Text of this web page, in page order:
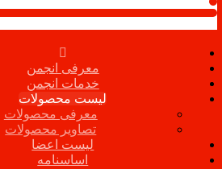
معرفی انجمن
خدمات انجمن
لیست محصولات
معرفی محصولات
تصاویر محصولات
لیست اعضا
اساسنامه